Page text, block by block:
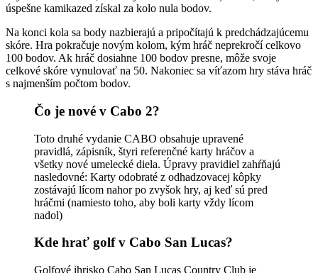
úspešne kamikazed získal za kolo nula bodov.
Na konci kola sa body nazbierajú a pripočítajú k predchádzajúcemu
skóre. Hra pokračuje novým kolom, kým hráč neprekročí celkovo
100 bodov. Ak hráč dosiahne 100 bodov presne, môže svoje
celkové skóre vynulovať na 50. Nakoniec sa víťazom hry stáva hráč
s najmenším počtom bodov.
Čo je nové v Cabo 2?
Toto druhé vydanie CABO obsahuje upravené
pravidlá, zápisník, štyri referenčné karty hráčov a
všetky nové umelecké diela. Úpravy pravidiel zahŕňajú
nasledovné: Karty odobraté z odhadzovacej kôpky
zostávajú lícom nahor po zvyšok hry, aj keď sú pred
hráčmi (namiesto toho, aby boli karty vždy lícom
nadol)
Kde hrať golf v Cabo San Lucas?
Golfové ihrisko Cabo San Lucas Country Club je